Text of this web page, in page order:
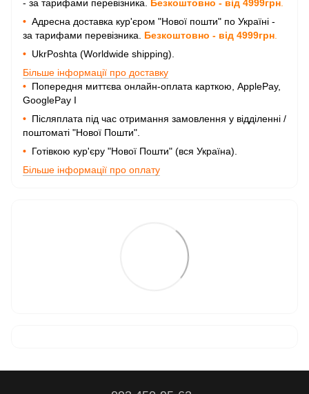
- за тарифами перевізника. Безкоштовно - від 4999грн
• Адресна доставка кур'єром "Нової пошти" по Україні -
за тарифами перевізника. Безкоштовно - від 4999грн
• UkrPoshta (Worldwide shipping).
Більше інформації про доставку
• Попередня миттєва онлайн-оплата карткою, ApplePay,
GooglePay I
• Післяплата під час отримання замовлення у відділенні /
поштоматі "Нової Пошти".
• Готівкою кур'єру "Нової Пошти" (вся Україна).
Більше інформації про оплату